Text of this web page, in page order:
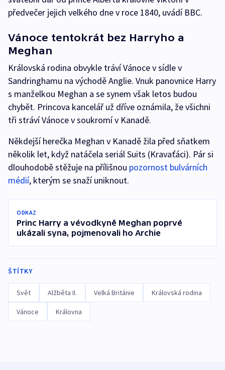
předvečer jejich velkého dne v roce 1840, uvádí BBC.
Vánoce tentokrát bez Harryho a
Meghan
Královská rodina obvykle tráví Vánoce v sídle v
Sandringhamu na východě Anglie. Vnuk panovnice Harry
s manželkou Meghan a se synem však letos budou
chybět. Princova kancelář už dříve oznámila, že všichni
tři stráví Vánoce v soukromí v Kanadě.
Někdejší herečka Meghan v Kanadě žila před sňatkem
několik let, když natáčela seriál Suits (Kravaťáci). Pár si
dlouhodobě stěžuje na přílišnou pozornost bulvárních
médií, kterým se snaží uniknout.
ODKAZ
Princ Harry a vévodkyně Meghan poprvé
ukázali syna, pojmenovali ho Archie
ŠTÍTKY
Svět Alžběta II. Velká Británie Královská rodina
Vánoce Královna